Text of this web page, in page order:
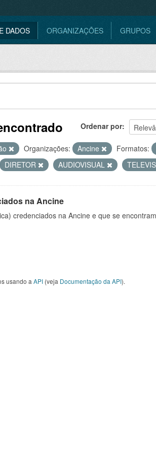
DADOS ORGANIZAÇÕES GRUPOS
Ordenar por
Organizações: Ancine Formatos:
DIRETOR AUDIOVISUAL
na Ancine
credenciados na Ancine e que se
usando a API (veja Documentação da API).